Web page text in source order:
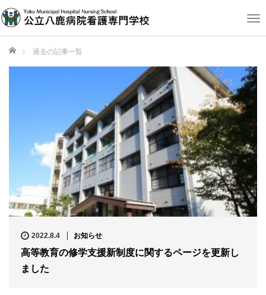
T
l
e
v
i
g
a
i
o
n
ホーム 過去の記事一覧
2022.8.4 お知らせ
高等教育の修学支援新制度に関するページを更新し
ました